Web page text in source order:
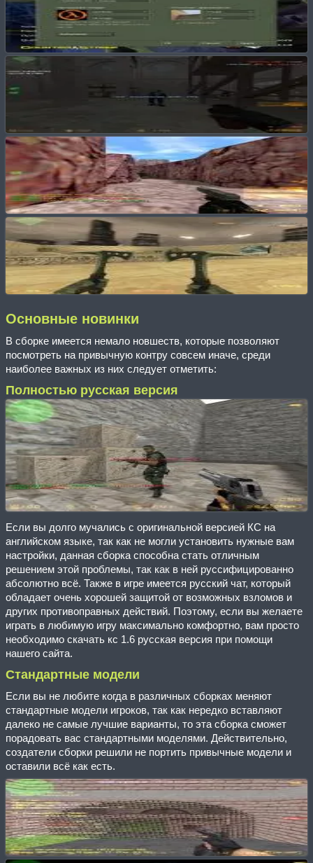
Основные новинки
В сборке имеется немало новшеств, которые позволяют
посмотреть на привычную контру совсем иначе, среди
наиболее важных из них следует отметить:
Полностью русская версия
Если вы долго мучались с оригинальной версией КС на
английском языке, так как не могли установить нужные вам
настройки, данная сборка способна стать отличным
решением этой проблемы, так как в ней руссифицированно
абсолютно всё. Также в игре имеется русский чат, который
обладает очень хорошей защитой от возможных взломов и
других противоправных действий. Поэтому, если вы желаете
играть в любимую игру максимально комфортно, вам просто
необходимо скачать кс 1.6 русская версия при помощи
нашего сайта.
Стандартные модели
Если вы не любите когда в различных сборках меняют
стандартные модели игроков, так как нередко вставляют
далеко не самые лучшие варианты, то эта сборка сможет
порадовать вас стандартными моделями. Действительно,
создатели сборки решили не портить привычные модели и
оставили всё как есть.